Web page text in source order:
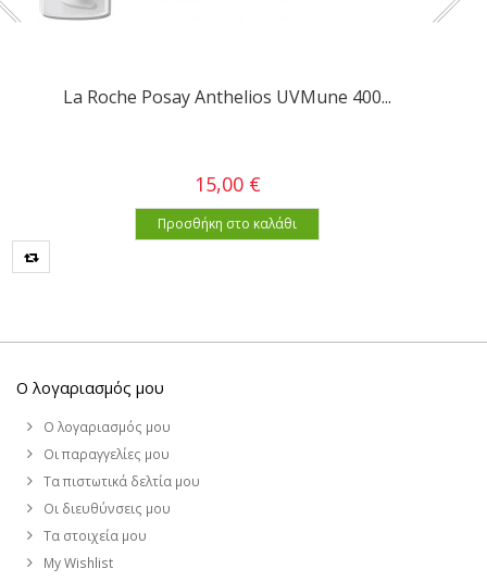
La Roche Posay Anthelios UVMune 400...
15,00 €
Προσθήκη στο καλάθι
Ο λογαριασμός μου
Ο λογαριασμός μου
Οι παραγγελίες μου
Τα πιστωτικά δελτία μου
Οι διευθύνσεις μου
Τα στοιχεία μου
My Wishlist